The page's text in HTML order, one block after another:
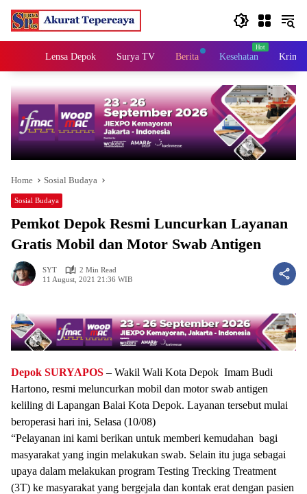
HomeLensa Depok Surya TV Berita Kesehatan
Home Sosial Budaya
Sosial Budaya
Pemkot Depok Resmi Luncurkan Layanan
Gratis Mobil dan Motor Swab Antigen
SYT
2 Min Read
11 August, 2021 21:36 WIB
Depok SURYAPOS – Wakil Wali Kota Depok Imam Budi
Hartono, resmi meluncurkan mobil dan motor swab antigen
keliling di Lapangan Balai Kota Depok. Layanan tersebut mulai
beroperasi hari ini, Selasa (10/08)
“Pelayanan ini kami berikan untuk memberi kemudahan bagi
masyarakat yang ingin melakukan swab. Selain itu juga sebagai
upaya dalam melakukan program Testing Trecking Treatment
(3T) ke masyarakat yang bergejala dan kontak erat dengan pasien